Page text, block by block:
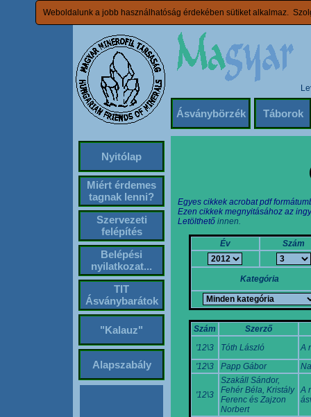
Weboldalunk a jobb használhatóság érdekében sütiket alkalmaz.
Ásványbörzék Táborok
Nyitólap
Miért érdemes
tagnak lenni?
Szervezeti
felépítés
Belépési
nyilatkozat...
TIT
Ásványbarátok
"Kalauz"
Alapszabály
Egyes cikkek acrobat pdf
Ezen cikkek megnyitásához az
Letölthető innen.
Év Szám
Kategória
Szám
Szerző
'12\3
Tóth László
A
'12\3
Papp Gábor
'12\3
Szakáll Sándor,
Fehér Béla, Kristály
Ferenc és Zajzon
Norbert
A